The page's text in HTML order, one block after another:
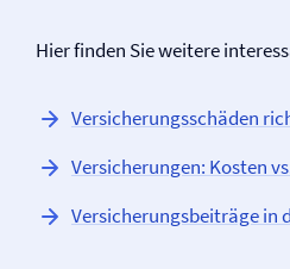
Hier finden Sie weitere
Versicherungsschäden
Versicherungen: Kosten
Versicherungsbeiträge in